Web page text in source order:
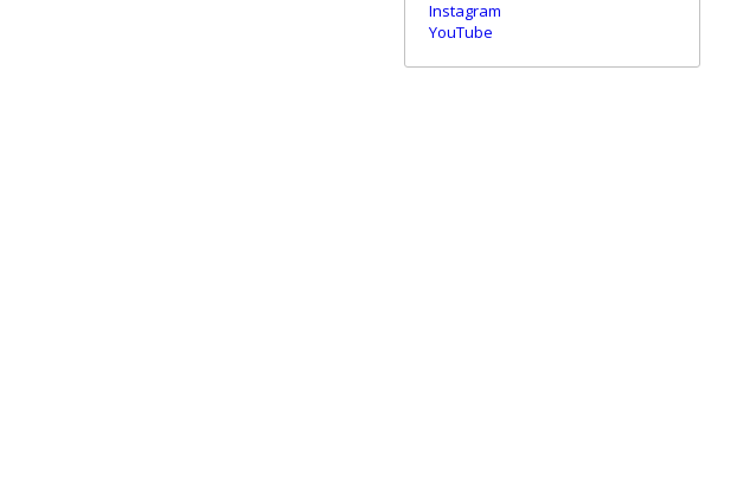
Instagram
YouTube